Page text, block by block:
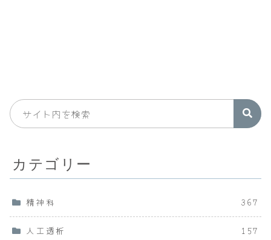
カテゴリー
精神科 367
人工透析 157